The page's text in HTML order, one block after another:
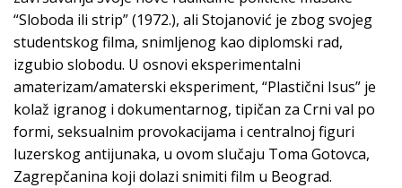
“Sloboda ili strip” (1972.), ali Stojanović je zbog svojeg
studentskog filma, snimljenog kao diplomski rad,
izgubio slobodu. U osnovi eksperimentalni
amaterizam/amaterski eksperiment, “Plastični Isus” je
kolaž igranog i dokumentarnog, tipičan za Crni val po
formi, seksualnim provokacijama i centralnoj figuri
luzerskog antijunaka, u ovom slučaju Toma Gotovca,
Zagrepčanina koji dolazi snimiti film u Beograd.